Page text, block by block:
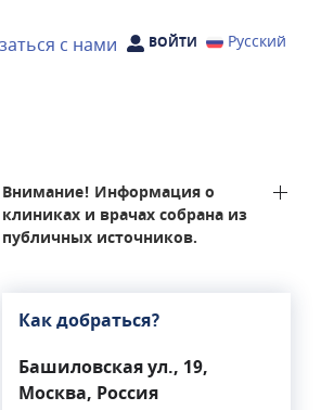
с нами ВОЙТИ Русский
Внимание! Информация о
клиниках и врачах собрана из
публичных источников.
Как добраться?
Башиловская ул., 19,
Москва, Россия